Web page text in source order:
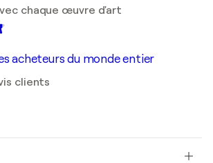
chaque œuvre d'art
acheteurs du monde entier
clients